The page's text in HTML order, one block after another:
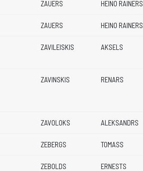
ZAUERS HEINO RAINERS
ZAUERS HEINO RAINERS
ZAVILEISKIS AKSELS
ZAVINSKIS RENARS
ZAVOLOKS ALEKSANDRS
ZEBERGS TOMASS
ZEBOLDS ERNESTS